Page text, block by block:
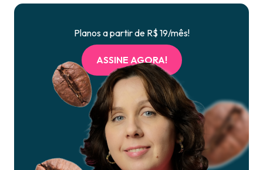
Planos a partir de R$ 19/mês!
ASSINE AGORA!